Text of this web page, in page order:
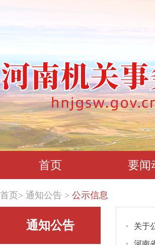
首页 要闻
首页> 通知公告 > 公示信息
通知公告 关于